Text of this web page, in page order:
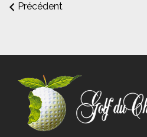
Précédent